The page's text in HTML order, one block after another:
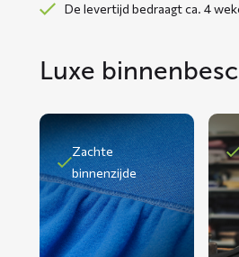
De levertijd bedraagt ca. 4
Luxe
Zachte
binnenzijde